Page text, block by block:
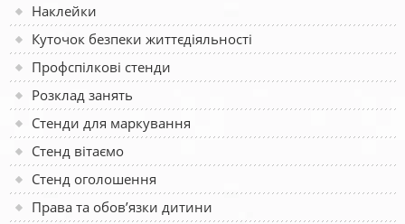
Наклейки
Куточок безпеки життєдіяльності
Профспілкові стенди
Розклад занять
Стенди для маркування
Стенд вітаємо
Стенд оголошення
Права та обов’язки дитини